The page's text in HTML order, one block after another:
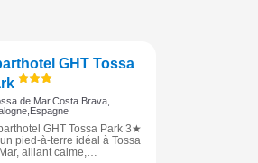
GHT Tossa
de Mar,Costa Brava,
Espagne
GHT Tossa Park 3★
pied-à-terre idéal à Tossa
alliant calme,